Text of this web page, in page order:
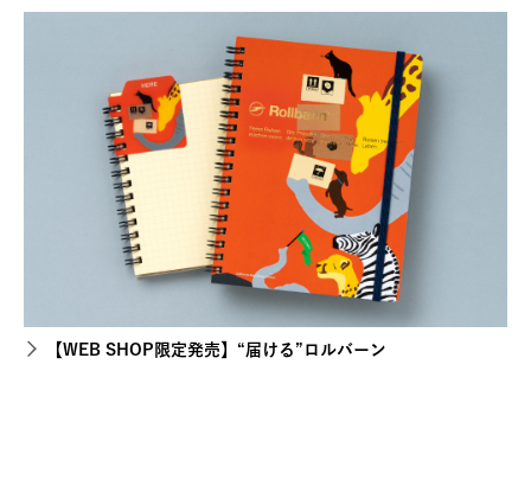
【WEB SHOP限定発売】“届ける”ロルバーン